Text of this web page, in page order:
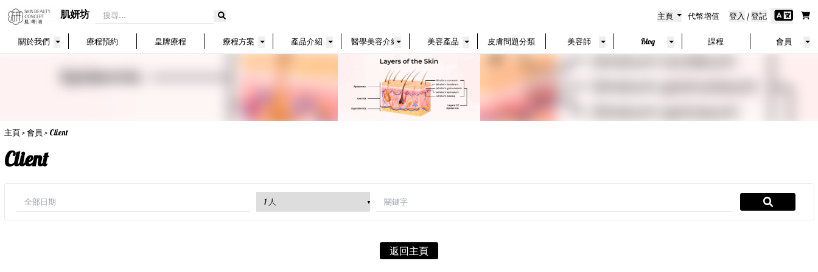
肌妍坊 主頁 代幣增值 登入 /登記
關於我們 療程預約 皇牌療程 療程方案 產品介紹 醫學美容介紹 美容產品 皮膚問題分類 美容師 Blog 課程 會員
主頁>會員 > Client
Client
返回主頁